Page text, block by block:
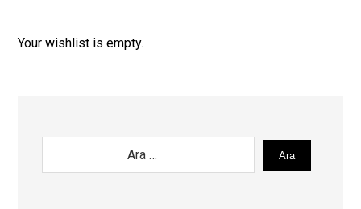
Your wishlist is empty.
Ara